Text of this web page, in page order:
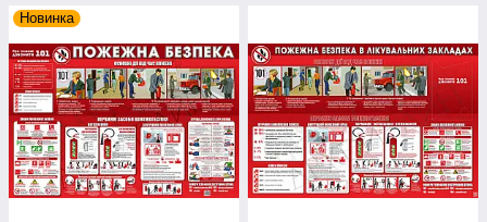
Новинка